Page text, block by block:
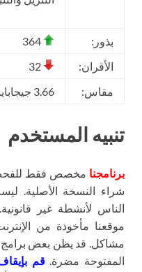
بذور:
الأقران:
مقاس:
3.66 جيجابايت
تنبيه المستخدم
برنامجنا مخصص فقط
شراء النسخة الأصلية.
الناس لأنشطة غير
موقعنا مأخوذة من
مشاكل. قد يظن بعض برامج
المفتوحة مضرة.قم